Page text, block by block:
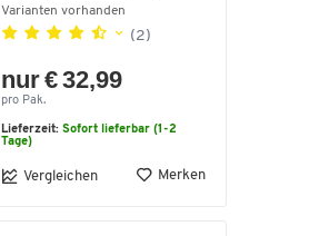
Varianten vorhanden
(2)
nur € 32,99
pro Pak.
Lieferzeit: Sofort lieferbar (1-2
Tage)
Vergleichen Merken